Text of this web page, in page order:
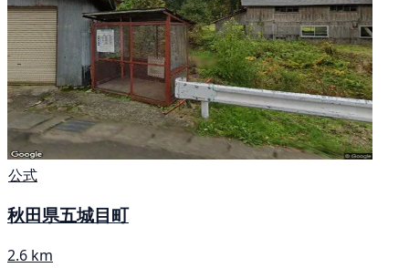
公式
秋田県五城目町
2.6 km